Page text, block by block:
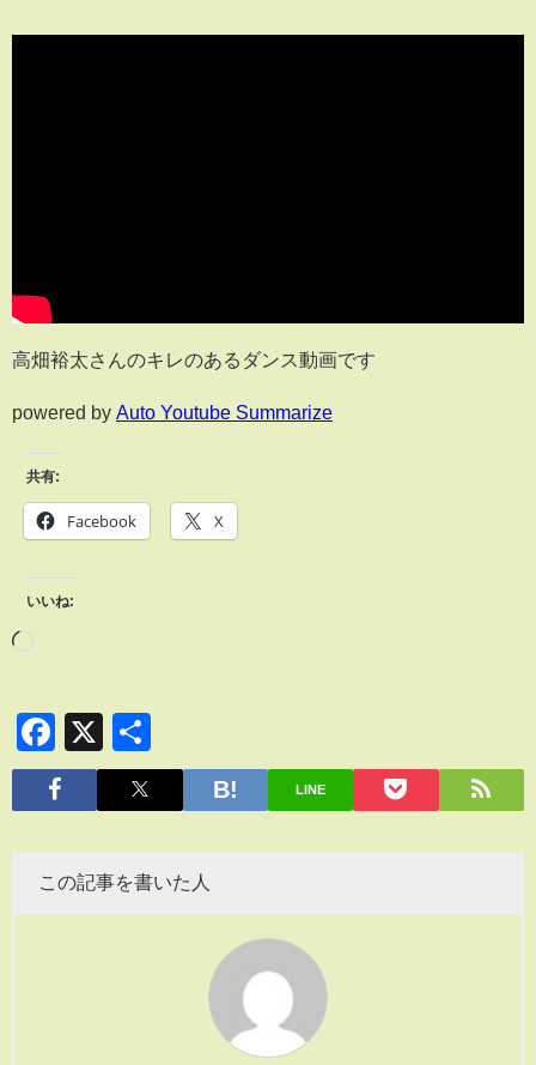
高畑裕太さんのキレのあるダンス動画です
powered by Auto Youtube Summarize
共有:
Facebook X
いいね:
Facebook
X
有
LINE
この記事を書いた人